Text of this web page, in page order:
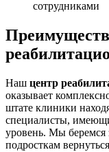
сотрудниками
Наш центр
оказывает
штате клиники
специалисты,
уровень. Мы беремся
подросткам